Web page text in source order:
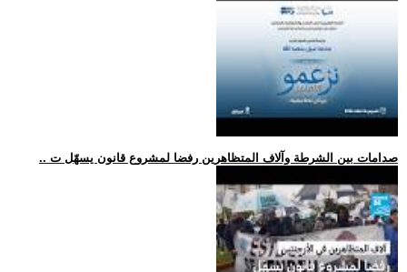
.. صدامات بين الشرطة وآلاف المتظاهرين رفضا لمشروع قانون يسهّل ت